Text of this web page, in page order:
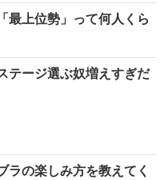
最上位勢」って何人くら
テージ選ぶ奴増えすぎだ
ラの楽しみ方を教えてく